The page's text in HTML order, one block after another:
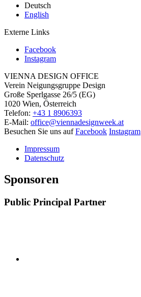
Deutsch
English
Externe Links
Facebook
Instagram
VIENNA DESIGN OFFICE
Verein Neigungsgruppe Design
Große Sperlgasse 26/5 (EG)
1020 Wien, Österreich
Telefon: +43 1 8906393
E-Mail: office@viennadesignweek.at
Besuchen Sie uns aufFacebook Instagram
Impressum
Datenschutz
Sponsoren
Public Principal Partner